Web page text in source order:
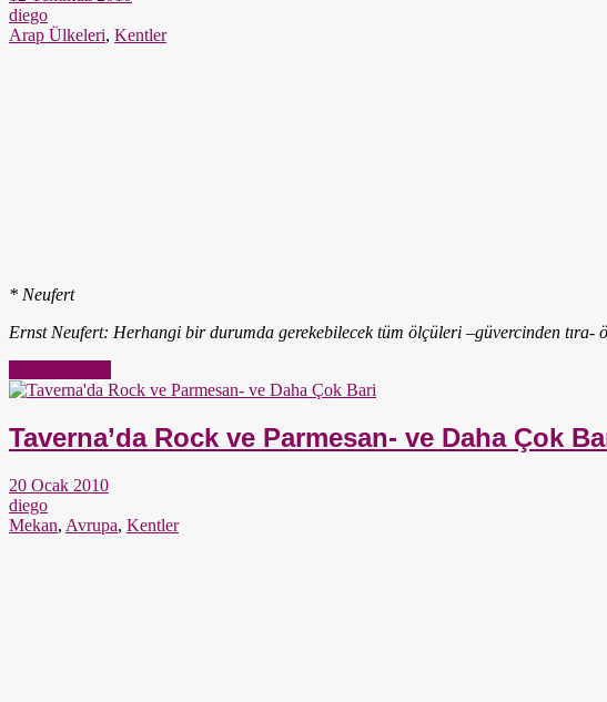
diego
Arap Ülkeleri, Kentler
* Neufert
Ernst Neufert: Herhangi bir durumda gerekebilecek tüm ölçüleri –güvercinden tıra-
Taverna’da Rock ve Parmesan- ve Daha Çok
20 Ocak 2010
diego
Mekan, Avrupa, Kentler